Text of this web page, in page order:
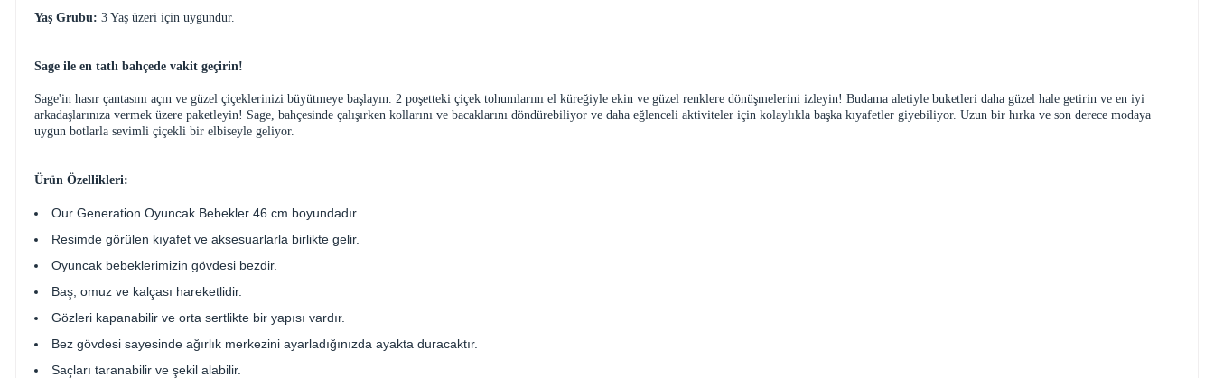
Yaş Grubu: 3 Yaş üzeri için uygundur.
Sage ile en tatlı bahçede vakit geçirin!
Sage'in hasır çantasını açın ve güzel çiçeklerinizi büyütmeye başlayın. 2 poşetteki çiçek tohumlarını el küreğiyle ekin ve güzel renklere dönüşmelerini izleyin! Budama aletiyle buketleri daha güzel hale getirin ve en iyi
arkadaşlarınıza vermek üzere paketleyin! Sage, bahçesinde çalışırken kollarını ve bacaklarını döndürebiliyor ve daha eğlenceli aktiviteler için kolaylıkla başka kıyafetler giyebiliyor. Uzun bir hırka ve son derece modaya
uygun botlarla sevimli çiçekli bir elbiseyle geliyor.
Ürün Özellikleri:
Our Generation Oyuncak Bebekler 46 cm boyundadır.
Resimde görülen kıyafet ve aksesuarlarla birlikte gelir.
Oyuncak bebeklerimizin gövdesi bezdir.
Baş, omuz ve kalçası hareketlidir.
Gözleri kapanabilir ve orta sertlikte bir yapısı vardır.
Bez gövdesi sayesinde ağırlık merkezini ayarladığınızda ayakta duracaktır.
Saçları taranabilir ve şekil alabilir.